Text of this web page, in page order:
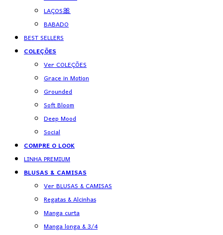
LAÇOS🎀
BABADO
BEST SELLERS
COLEÇÕES
Ver COLEÇÕES
Grace in Motion
Grounded
Soft Bloom
Deep Mood
Social
COMPRE O LOOK
LINHA PREMIUM
BLUSAS & CAMISAS
Ver BLUSAS & CAMISAS
Regatas & Alcinhas
Manga curta
Manga longa & 3/4